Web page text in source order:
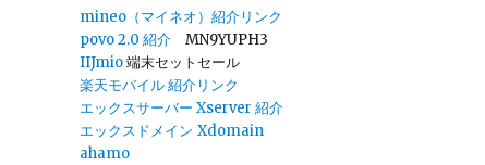
mineo（マイネオ）紹介リンク
povo 2.0 紹介 MN9YUPH3
IIJmio端末セットセール
楽天モバイル 紹介リンク
エックスサーバー Xserver 紹介
エックスドメイン Xdomain
ahamo